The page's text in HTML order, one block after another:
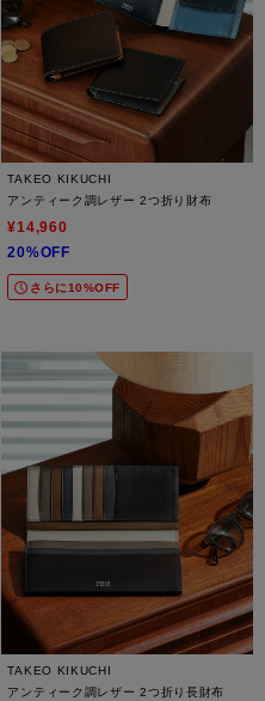
TAKEO KIKUCHI
アンティーク調レザー 2つ折り財布
¥14,960
20%OFF
さらに10%OFF
TAKEO KIKUCHI
アンティーク調レザー 2つ折り長財布